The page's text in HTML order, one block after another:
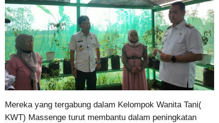
Mereka yang tergabung dalam Kelompok Wanita Tani(
KWT) Massenge turut membantu dalam peningkatan